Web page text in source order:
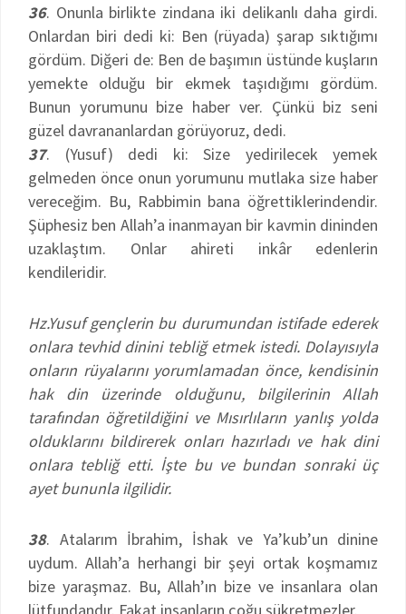
36. Onunla birlikte zindana iki delikanlı daha girdi.
Onlardan biri dedi ki: Ben (rüyada) şarap sıktığımı
gördüm. Diğeri de: Ben de başımın üstünde kuşların
yemekte olduğu bir ekmek taşıdığımı gördüm.
Bunun yorumunu bize haber ver. Çünkü biz seni
güzel davrananlardan görüyoruz, dedi.
37. (Yusuf) dedi ki: Size yedirilecek yemek
gelmeden önce onun yorumunu mutlaka size haber
vereceğim. Bu, Rabbimin bana öğrettiklerindendir.
Şüphesiz ben Allah’a inanmayan bir kavmin dininden
uzaklaştım. Onlar ahireti inkâr edenlerin
kendileridir.
Hz.Yusuf gençlerin bu durumundan istifade ederek
onlara tevhid dinini tebliğ etmek istedi. Dolayısıyla
onların rüyalarını yorumlamadan önce, kendisinin
hak din üzerinde olduğunu, bilgilerinin Allah
tarafından öğretildiğini ve Mısırlıların yanlış yolda
olduklarını bildirerek onları hazırladı ve hak dini
onlara tebliğ etti. İşte bu ve bundan sonraki üç
ayet bununla ilgilidir.
38. Atalarım İbrahim, İshak ve Ya’kub’un dinine
uydum. Allah’a herhangi bir şeyi ortak koşmamız
bize yaraşmaz. Bu, Allah’ın bize ve insanlara olan